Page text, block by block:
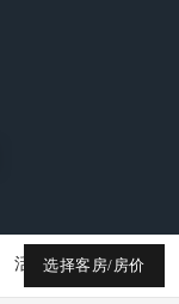
活动 媒体库
选择客房/房价